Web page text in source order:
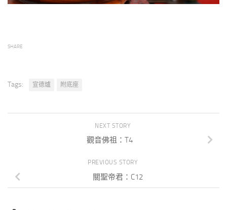
SHARE
Tags: 宣德爐 附底座
NEXT STORY
觀音佛祖：T4
PREVIOUS STORY
關聖帝君：C12